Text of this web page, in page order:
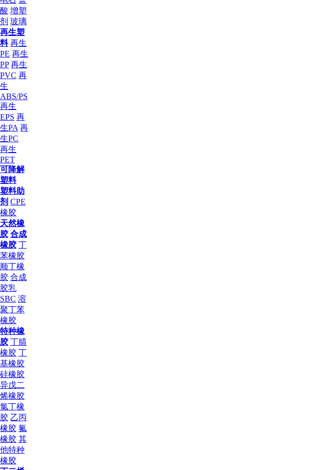
酸 增塑
剂 玻璃
再生塑
料 再生
PE 再生
PP 再生
PVC 再
生
ABS/PS
再生
EPS 再
生PA 再
生PC
再生
PET
可降解
塑料
塑料助
剂 CPE
橡胶
天然橡
胶 合成
橡胶 丁
苯橡胶
顺丁橡
胶 合成
胶乳
SBC 溶
聚丁苯
橡胶
特种橡
胶 丁腈
橡胶 丁
基橡胶
硅橡胶
异戊二
烯橡胶
氯丁橡
胶 乙丙
橡胶 氟
橡胶 其
他特种
橡胶